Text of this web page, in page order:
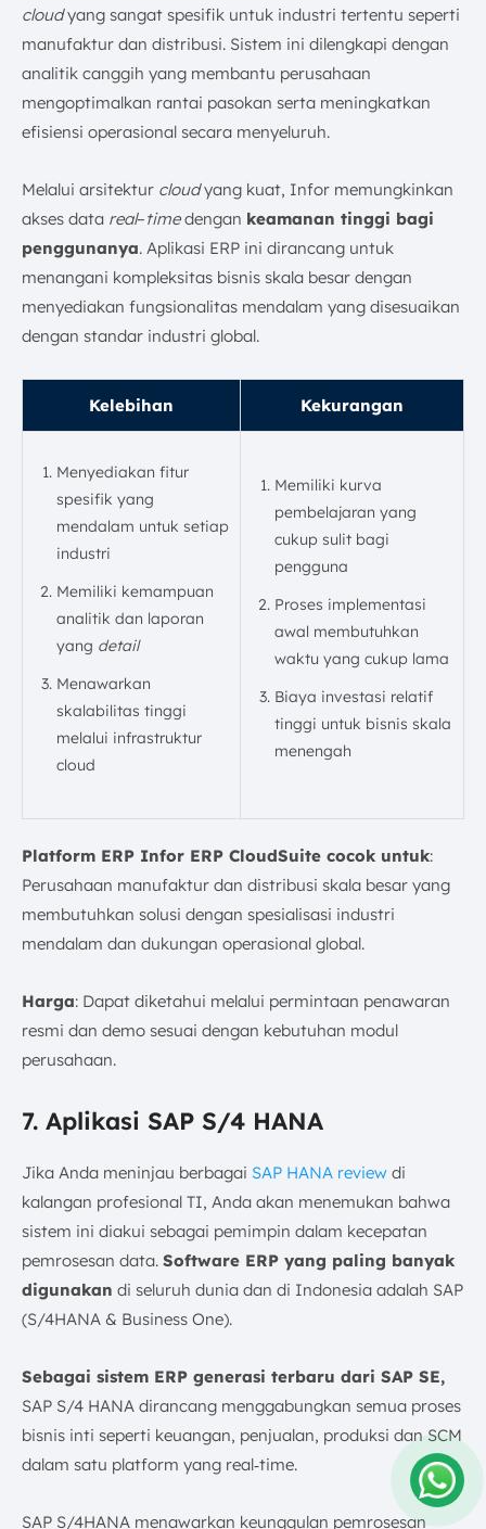
cloudyang sangat spesifik untuk industri tertentu seperti
manufaktur dan distribusi. Sistem ini dilengkapi dengan
analitik canggih yang membantu perusahaan
mengoptimalkan rantai pasokan serta meningkatkan
efisiensi operasional secara menyeluruh.
Melalui arsitektur cloudyang kuat, Infor memungkinkan
akses data real–timedengan keamanan tinggi bagi
penggunanya. Aplikasi ERP ini dirancang untuk
menangani kompleksitas bisnis skala besar dengan
menyediakan fungsionalitas mendalam yang disesuaikan
dengan standar industri global.
Kelebihan Kekurangan
Menyediakan fitur
spesifik yang
mendalam untuk setiap
industri
Memiliki kemampuan
analitik dan laporan
yang detail
Menawarkan
skalabilitas tinggi
melalui infrastruktur
cloud
Memiliki kurva
pembelajaran yang
cukup sulit bagi
pengguna
Proses implementasi
awal membutuhkan
waktu yang cukup lama
Biaya investasi relatif
tinggi untuk bisnis skala
menengah
Platform ERP Infor ERP CloudSuite cocok untuk:
Perusahaan manufaktur dan distribusi skala besar yang
membutuhkan solusi dengan spesialisasi industri
mendalam dan dukungan operasional global.
Harga: Dapat diketahui melalui permintaan penawaran
resmi dan demo sesuai dengan kebutuhan modul
perusahaan.
7. Aplikasi SAP S/4 HANA
Jika Anda meninjau berbagai SAP HANA review di
kalangan profesional TI, Anda akan menemukan bahwa
sistem ini diakui sebagai pemimpin dalam kecepatan
pemrosesan data. Software ERP yang paling banyak
digunakan di seluruh dunia dan di Indonesia adalah SAP
(S/4HANA & Business One).
Sebagai sistem ERP generasi terbaru dari SAP SE,
SAP S/4 HANA dirancang menggabungkan semua proses
bisnis inti seperti keuangan, penjualan, produksi dan SCM
dalam satu platform yang real‑time.
SAP S/4HANA menawarkan keunggulan pemrosesanAmelia